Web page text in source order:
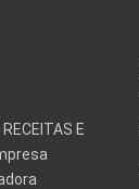
E